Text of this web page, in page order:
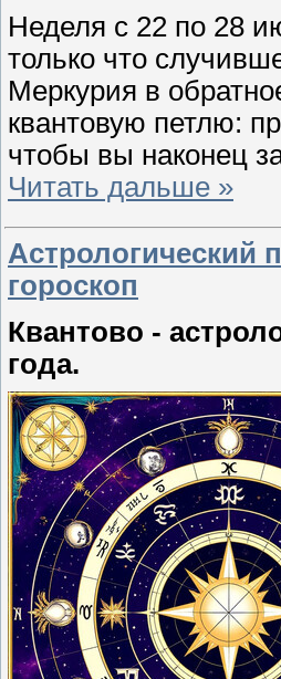
Неделя с 22 по 28
только что
Меркурия в
квантовую петлю:
чтобы вы наконец
Читать дальше »
Астрологический
гороскоп
Квантово -
года.